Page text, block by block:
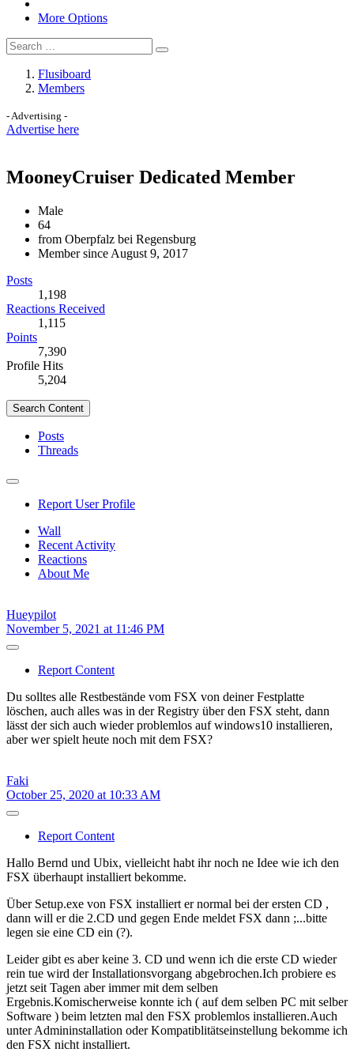
More Options
Flusiboard
Members
- Advertising -
Advertise here
MooneyCruiser Dedicated Member
Male
64
from Oberpfalz bei Regensburg
Member since August 9, 2017
Posts
1,198
Reactions Received
1,115
Points
7,390
Profile Hits
5,204
Search Content
Posts
Threads
Report User Profile
Wall
Recent Activity
Reactions
About Me
Hueypilot
November 5, 2021 at 11:46 PM
Report Content
Du solltes alle Restbestände vom FSX von deiner Festplatte
löschen, auch alles was in der Registry über den FSX steht, dann
lässt der sich auch wieder problemlos auf windows10 installieren,
aber wer spielt heute noch mit dem FSX?
Faki
October 25, 2020 at 10:33 AM
Report Content
Hallo Bernd und Ubix, vielleicht habt ihr noch ne Idee wie ich den
FSX überhaupt installiert bekomme.
Über Setup.exe von FSX installiert er normal bei der ersten CD ,
dann will er die 2.CD und gegen Ende meldet FSX dann ;...bitte
legen sie eine CD ein (?).
Leider gibt es aber keine 3. CD und wenn ich die erste CD wieder
rein tue wird der Installationsvorgang abgebrochen.Ich probiere es
jetzt seit Tagen aber immer mit dem selben
Ergebnis.Komischerweise konnte ich ( auf dem selben PC mit selber
Software ) beim letzten mal den FSX problemlos installieren.Auch
unter Admininstallation oder Kompatiblitätseinstellung bekomme ich
den FSX nicht installiert.